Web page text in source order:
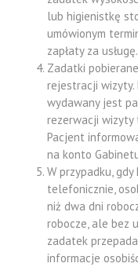
lub higienistkę
umówionym
zapłaty za usługę.
Zadatki
rejestracji wizyty.
wydawany jest
rezerwacji
Pacjent
na konto
W przypadku,
telefonicznie,
niż dwa dni
robocze, ale bez
zadatek
informacje